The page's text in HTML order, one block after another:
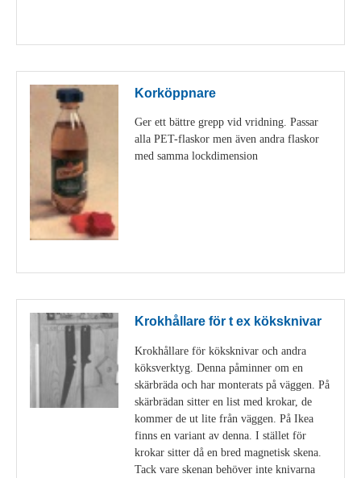
Korköppnare
Ger ett bättre grepp vid vridning. Passar
alla PET-flaskor men även andra flaskor
med samma lockdimension
Krokhållare för t ex köksknivar
Krokhållare för köksknivar och andra
köksverktyg. Denna påminner om en
skärbräda och har monterats på väggen. På
skärbrädan sitter en list med krokar, de
kommer de ut lite från väggen. På Ikea
finns en variant av denna. I stället för
krokar sitter då en bred magnetisk skena.
Tack vare skenan behöver inte knivarna